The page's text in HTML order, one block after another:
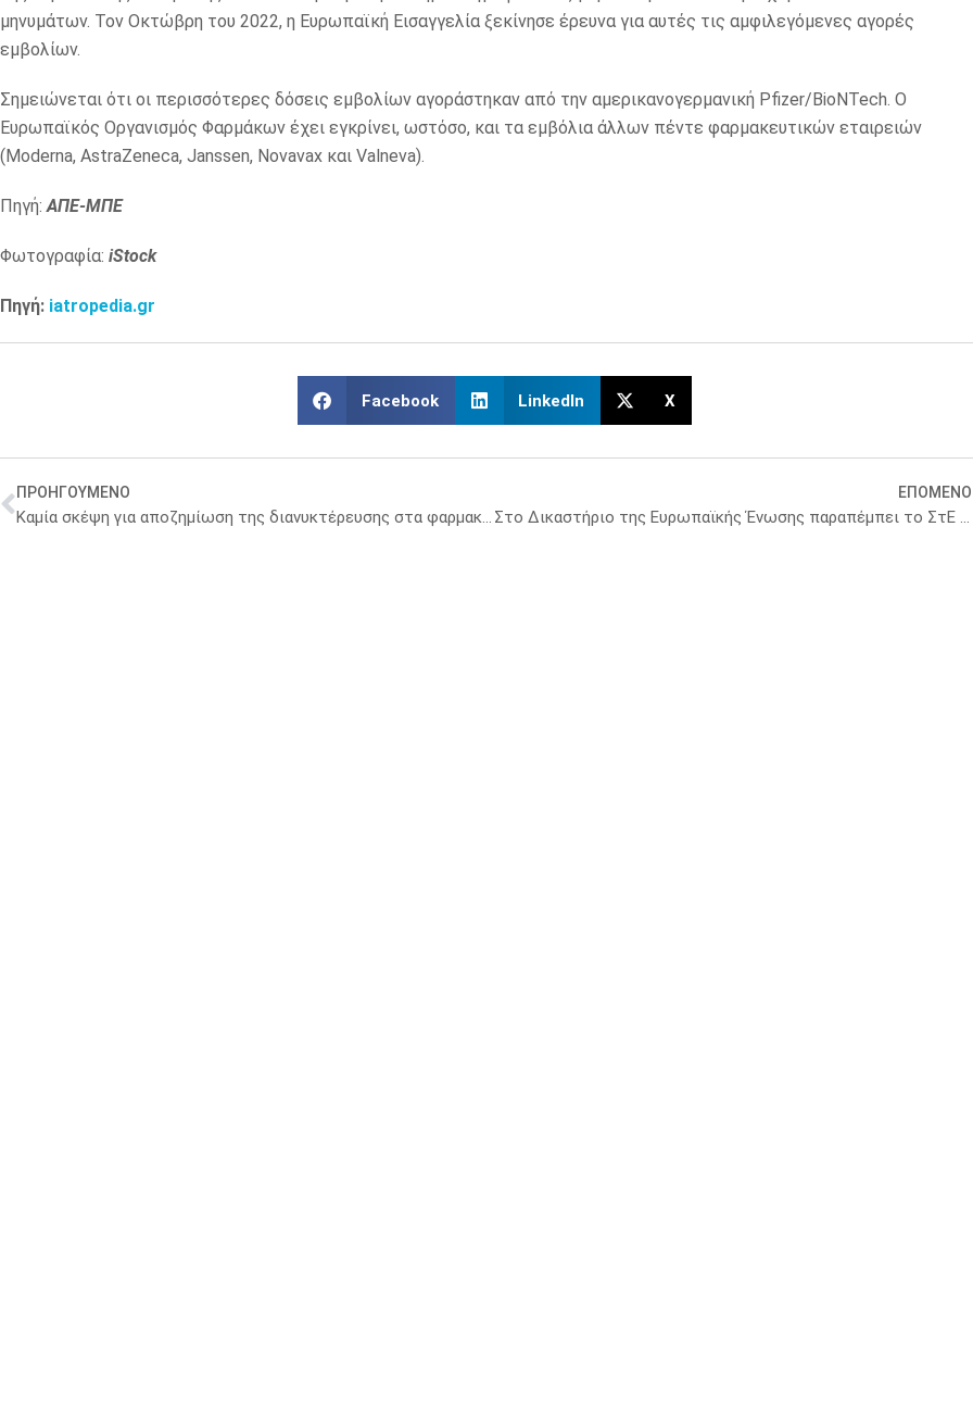
μηνυμάτων. Τον Οκτώβρη του 2022, η Ευρωπαϊκή Εισαγγελία ξεκίνησε έρευνα για αυτές τις αμφιλεγόμενες αγορές
εμβολίων.
Σημειώνεται ότι οι περισσότερες δόσεις εμβολίων αγοράστηκαν από την αμερικανογερμανική Pfizer/BioNTech. Ο
Ευρωπαϊκός Οργανισμός Φαρμάκων έχει εγκρίνει, ωστόσο, και τα εμβόλια άλλων πέντε φαρμακευτικών εταιρειών
(Moderna, AstraZeneca, Janssen, Novavax και Valneva).
Πηγή:ΑΠΕ-ΜΠΕ
Φωτογραφία: iStock
Πηγή: iatropedia.gr
Facebook LinkedIn X
ΠΡΟΗΓΟΥΜΕΝΟ
Καμία σκέψη για αποζημίωση της διανυκτέρευσης στα φαρμακεία
ΕΠΟΜΕΝΟ
Στο Δικαστήριο της Ευρωπαϊκής Ένωσης παραπέμπει το ΣτΕ προδικαστικά ερωτήματα για τον περιορισμό της πώλησης μη συνταγογραφούμενων φαρμάκων από το διαδίκτυο